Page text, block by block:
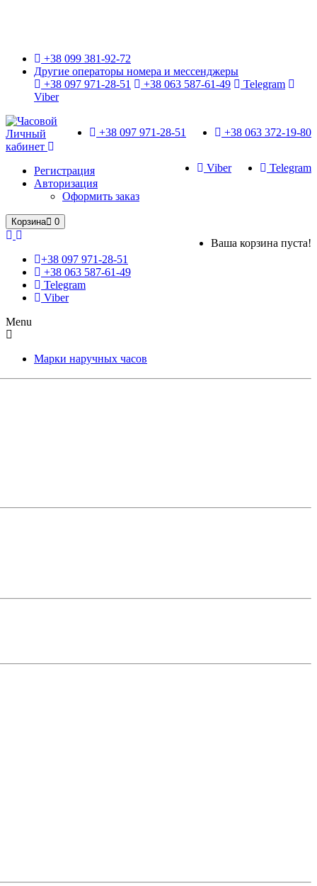
+38 099 381-92-72
Другие операторы номера и мессенджеры
+38 097 971-28-51
+38 063 587-61-49
Telegram
Viber
+38 063 372-19-80
+38 097 971-28-51
Telegram
Viber
Личный
кабинет
Регистрация
Авторизация
Оформить заказ
Корзина 0
Ваша корзина пуста!
+38 097 971-28-51
+38 063 587-61-49
Telegram
Viber
Menu
Марки наручных часов